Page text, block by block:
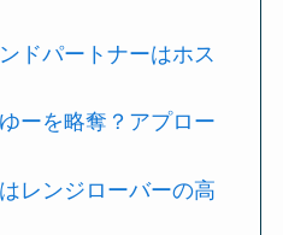
ドパートナーはホス
ーを略奪？アプロー
レンジローバーの高